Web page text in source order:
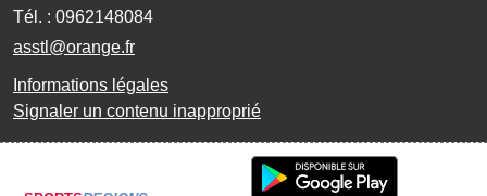
Tél. : 0962148084
asstl@orange.fr
Informations légales
Signaler un contenu inapproprié